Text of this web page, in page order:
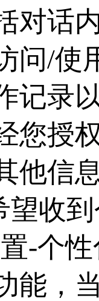
对话
问/
记录
您授
他信
望收
-个
能，